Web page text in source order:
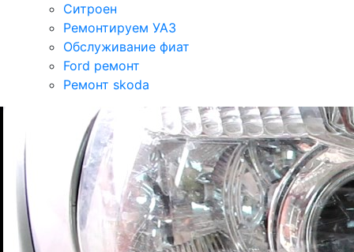
Ситроен
Ремонтируем УАЗ
Обслуживание фиат
Ford ремонт
Ремонт skoda